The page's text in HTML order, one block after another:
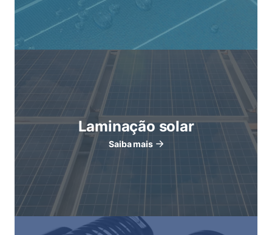
Laminação solar
Saiba mais